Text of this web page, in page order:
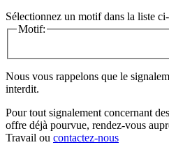
Sélectionnez un motif dans la liste
Motif:
Nous vous rappelons que le
interdit.
Pour tout signalement concernant des
offre déjà pourvue, rendez-vous
Travail ou contactez-nous